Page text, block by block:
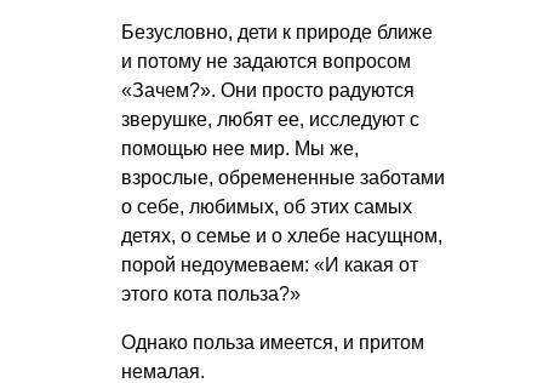
Безусловно, дети к природе ближе
и потому не задаются вопросом
«Зачем?». Они просто радуются
зверушке, любят ее, исследуют с
помощью нее мир. Мы же,
взрослые, обремененные заботами
о себе, любимых, об этих самых
детях, о семье и о хлебе насущном,
порой недоумеваем: «И какая от
этого кота польза?»
Однако польза имеется, и притом
немалая.